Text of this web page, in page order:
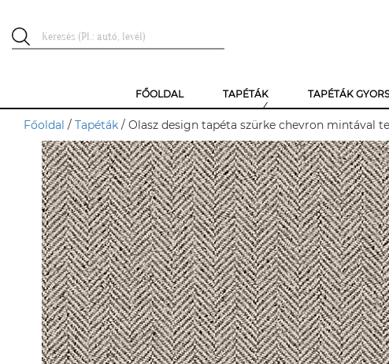
FŐOLDAL TAPÉTÁK TAPÉTÁK
Főoldal / Tapéták / Olasz design tapéta szürke chevron mintával